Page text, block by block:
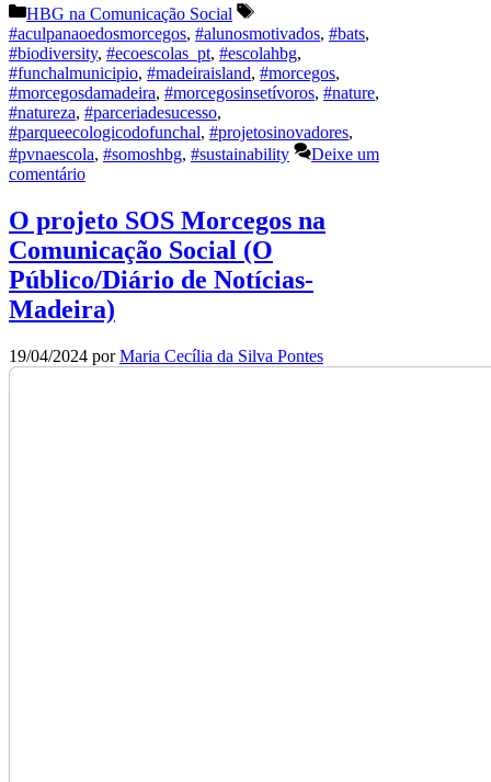
Categorias
HBG na Comunicação Social
Etiquetas
#aculpanaoedosmorcegos, #alunosmotivados, #bats,
#biodiversity, #ecoescolas_pt, #escolahbg,
#funchalmunicipio, #madeiraisland, #morcegos,
#morcegosdamadeira, #morcegosinsetívoros, #nature,
#natureza, #parceriadesucesso,
#parqueecologicodofunchal, #projetosinovadores,
#pvnaescola, #somoshbg, #sustainability
Deixe um
comentário
O projeto SOS Morcegos na
Comunicação Social (O
Público/Diário de Notícias-
Madeira)
19/04/2024 porMaria Cecília da Silva Pontes